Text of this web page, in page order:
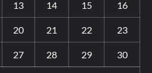
13 14 15 16
20 21 22 23
27 28 29 30